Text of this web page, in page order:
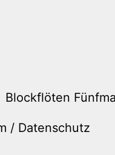
Blockflöten
/ Datenschutz